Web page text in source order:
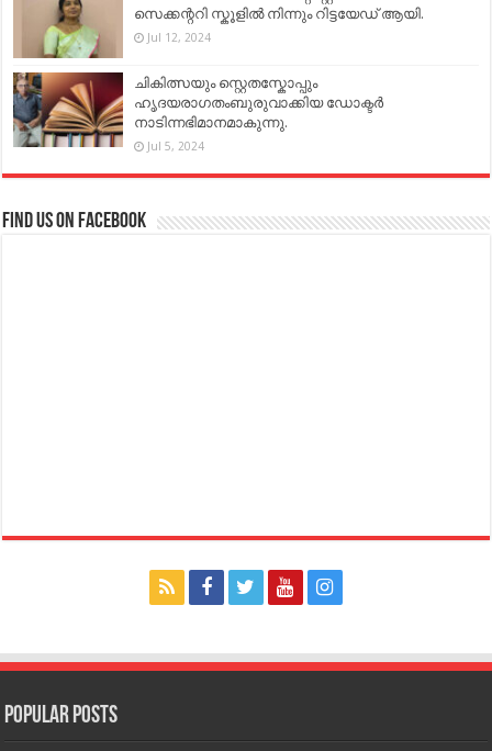
സെക്കന്ററി സ്കൂളിൽ നിന്നും റിട്ടയേഡ് ആയി.
Jul 12, 2024
ചികിത്സയും സ്റ്റെതസ്കോപ്പും
ഹൃദയരാഗതംബുരുവാക്കിയ ഡോക്ടർ
നാടിന്നഭിമാനമാകുന്നു.
Jul 5, 2024
Find us on Facebook
Popular Posts